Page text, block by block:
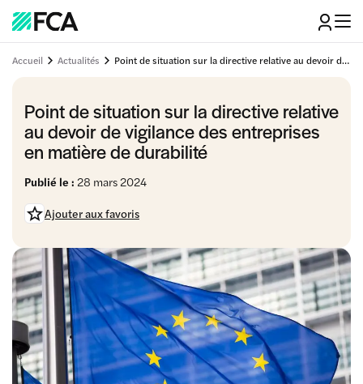
Accueil Actualités Point de situation sur la directive relative au devoir de vigilance des entreprises en matière de durabilité
Point de situation sur la directive relative
au devoir de vigilance des entreprises
en matière de durabilité
Publié le : 28 mars 2024
Ajouter aux favoris